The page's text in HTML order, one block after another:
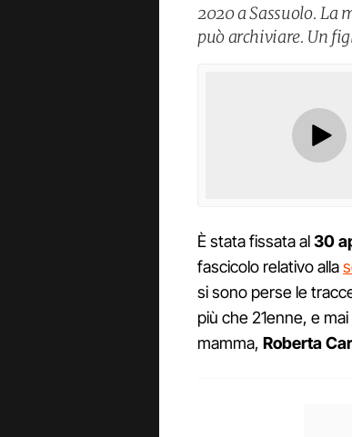
2020 a Sassuolo. La
può archiviare. Un
È stata fissata al30
fascicolo relativo alla
si sono perse le
più che 21enne, e
mamma, Roberta